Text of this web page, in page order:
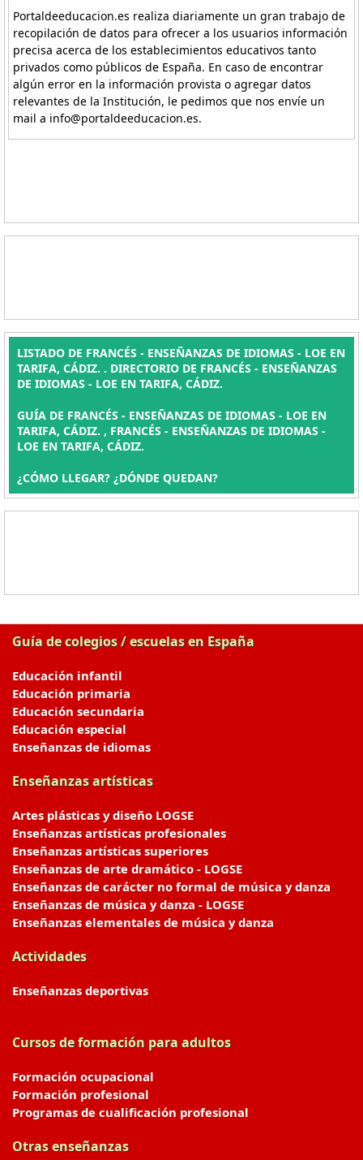
Portaldeeducacion.es realiza diariamente un gran trabajo de
recopilación de datos para ofrecer a los usuarios información
precisa acerca de los establecimientos educativos tanto
privados como públicos de España. En caso de encontrar
algún error en la información provista o agregar datos
relevantes de la Institución, le pedimos que nos envíe un
mail a info@portaldeeducacion.es.
LISTADO DE FRANCÉS - ENSEÑANZAS DE IDIOMAS - LOE EN
TARIFA, CÁDIZ. . DIRECTORIO DE FRANCÉS - ENSEÑANZAS
DE IDIOMAS - LOE EN TARIFA, CÁDIZ.
GUÍA DE FRANCÉS - ENSEÑANZAS DE IDIOMAS - LOE EN
TARIFA, CÁDIZ. , FRANCÉS - ENSEÑANZAS DE IDIOMAS -
LOE EN TARIFA, CÁDIZ.
¿CÓMO LLEGAR? ¿DÓNDE QUEDAN?
Guía de colegios / escuelas en España
Educación infantil
Educación primaria
Educación secundaria
Educación especial
Enseñanzas de idiomas
Enseñanzas artísticas
Artes plásticas y diseño LOGSE
Enseñanzas artísticas profesionales
Enseñanzas artísticas superiores
Enseñanzas de arte dramático - LOGSE
Enseñanzas de carácter no formal de música y danza
Enseñanzas de música y danza - LOGSE
Enseñanzas elementales de música y danza
Actividades
Enseñanzas deportivas
Cursos de formación para adultos
Formación ocupacional
Formación profesional
Programas de cualificación profesional
Otras enseñanzas